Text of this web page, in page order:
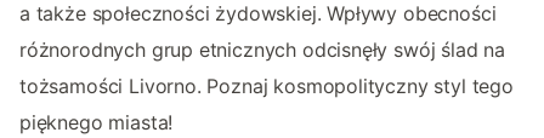
a także społeczności żydowskiej. Wpływy obecności
różnorodnych grup etnicznych odcisnęły swój ślad na
tożsamości Livorno. Poznaj kosmopolityczny styl tego
pięknego miasta!